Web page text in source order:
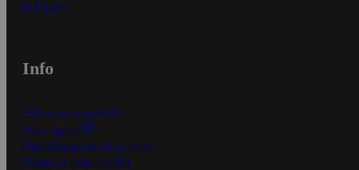
In English
Info
S-Business yrityksille
Oiva-raportit
Osuuskauppojen yhteystiedot
Tilaus- ja toimitusehdot